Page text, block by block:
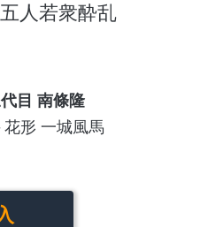
人若衆酔乱
目 南條隆
花形 一城風馬